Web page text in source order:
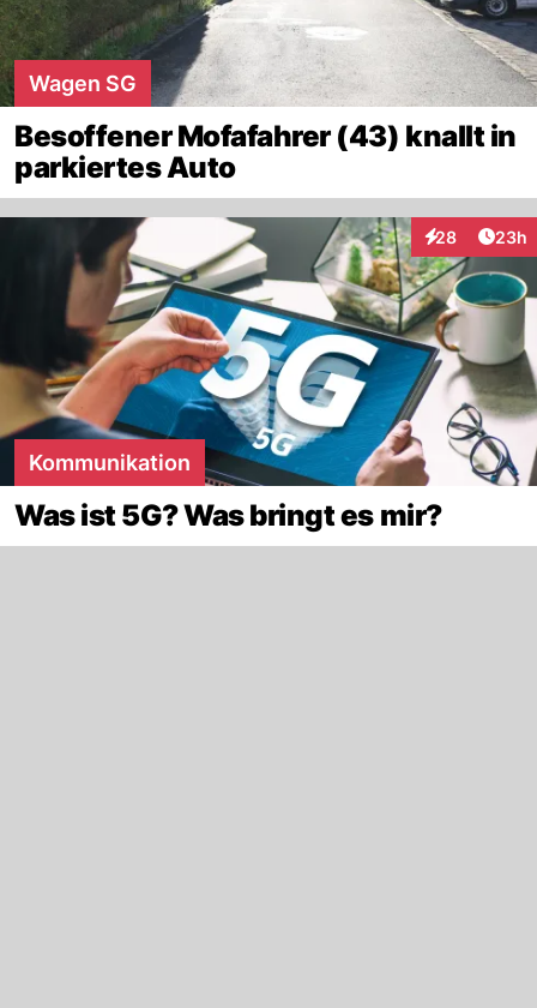
Wagen SG
Besoffener Mofafahrer (43) knallt in
parkiertes Auto
28
Interaktionen
23h
Kommunikation
Was ist 5G? Was bringt es mir?